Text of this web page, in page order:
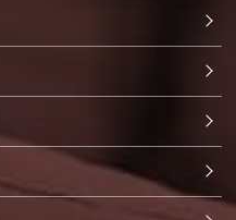
スを行なうために、業
示する場合
必要である場合